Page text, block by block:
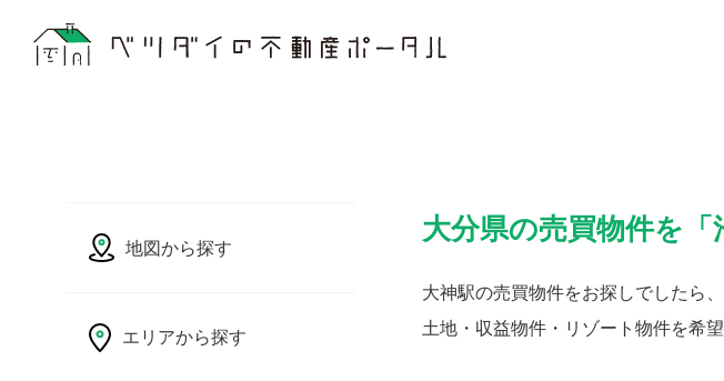
大分県の売買物件を
大神駅の売買物件をお探しでしたら
土地・収益物件・リゾート物件を希
地図から探す
エリアから探す